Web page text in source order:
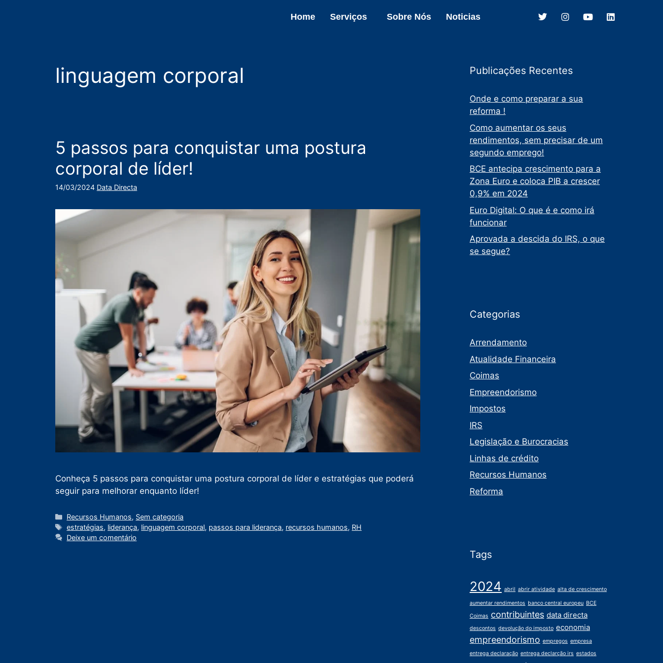
Home Serviços Sobre Nós Noticias
linguagem corporal
5 passos para conquistar uma postura
corporal de líder!
14/03/2024 Data Directa
Conheça 5 passos para conquistar uma postura corporal de líder e estratégias que poderá
seguir para melhorar enquanto líder!
Recursos Humanos, Sem categoria
estratégias, liderança, linguagem corporal, passos para liderança, recursos humanos, RH
Deixe um comentário
Publicações Recentes
Onde e como preparar a sua
reforma !
Como aumentar os seus
rendimentos, sem precisar de um
segundo emprego!
BCE antecipa crescimento para a
Zona Euro e coloca PIB a crescer
0,9% em 2024
Euro Digital: O que é e como irá
funcionar
Aprovada a descida do IRS, o que
se segue?
Categorias
Arrendamento
Atualidade Financeira
Coimas
Empreendorismo
Impostos
IRS
Legislação e Burocracias
Linhas de crédito
Recursos Humanos
Reforma
Tags
2024 abril abrir atividade alta de crescimento
aumentar rendimentos banco central europeu BCE
Coimas contribuintes data directa
descontos devolução do imposto economia
empreendorismo empregos empresa
entrega declaração entrega declarção irs estados